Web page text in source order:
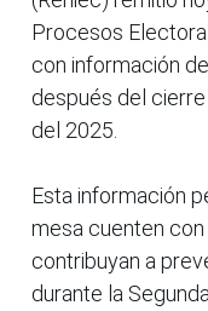
Procesos
con información
después del
del 2025.
Esta información
mesa cuenten
contribuyan a
durante la